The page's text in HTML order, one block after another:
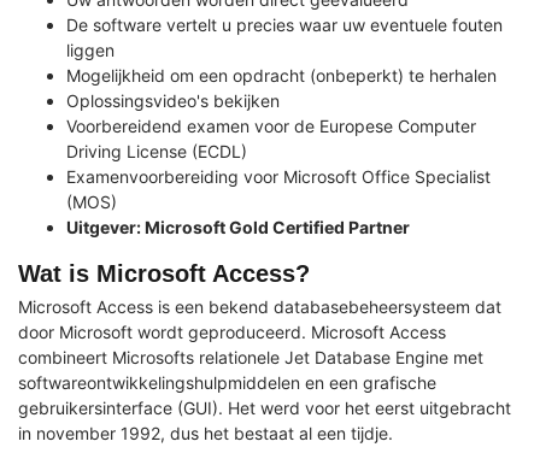
De software vertelt u precies waar uw eventuele fouten
liggen
Mogelijkheid om een opdracht (onbeperkt) te herhalen
Oplossingsvideo's bekijken
Voorbereidend examen voor de Europese Computer
Driving License (ECDL)
Examenvoorbereiding voor Microsoft Office Specialist
(MOS)
Uitgever: Microsoft Gold Certified Partner
Wat is Microsoft Access?
Microsoft Access is een bekend databasebeheersysteem dat
door Microsoft wordt geproduceerd. Microsoft Access
combineert Microsofts relationele Jet Database Engine met
softwareontwikkelingshulpmiddelen en een grafische
gebruikersinterface (GUI). Het werd voor het eerst uitgebracht
in november 1992, dus het bestaat al een tijdje.